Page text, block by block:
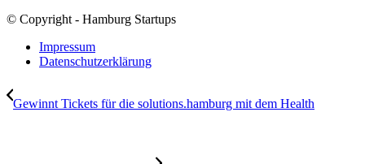
© Copyright - Hamburg Startups
Impressum
Datenschutzerklärung
Gewinnt Tickets für die solutions.hamburg mit dem Health